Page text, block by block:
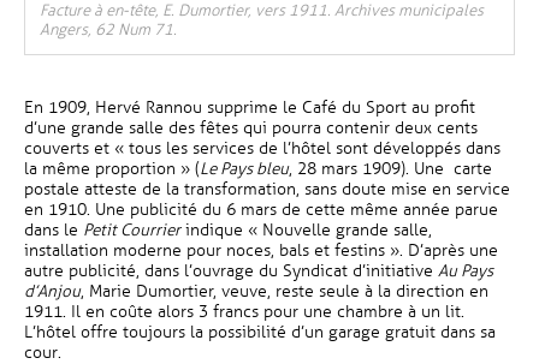
Facture à en-tête, E. Dumortier, vers 1911. Archives municipales
Angers, 62 Num 71.
En 1909, Hervé Rannou supprime le Café du Sport au profit
d’une grande salle des fêtes qui pourra contenir deux cents
couverts et « tous les services de l’hôtel sont développés dans
la même proportion » (Le Pays bleu, 28 mars 1909). Une carte
postale atteste de la transformation, sans doute mise en service
en 1910. Une publicité du 6 mars de cette même année parue
dans le Petit Courrierindique « Nouvelle grande salle,
installation moderne pour noces, bals et festins ». D’après une
autre publicité, dans l’ouvrage du Syndicat d’initiative Au Pays
d’Anjou, Marie Dumortier, veuve, reste seule à la direction en
1911. Il en coûte alors 3 francs pour une chambre à un lit.
L’hôtel offre toujours la possibilité d’un garage gratuit dans sa
cour.